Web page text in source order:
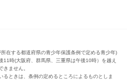
在する都道府県の青少年保護条例で定める青少年)
11時(大阪府、群馬県、三重県は午後10時）を越え
きません。
るときは、条例の定めるところによるものとしま